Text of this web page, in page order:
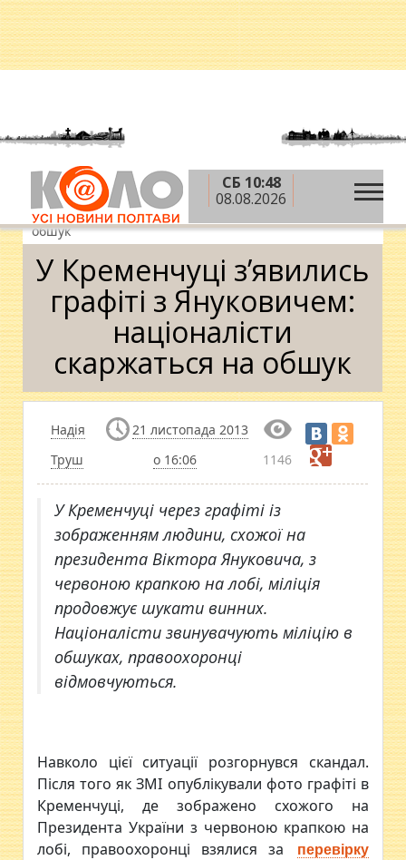
СБ 10:48
08.08.2026
Головна » Новини »
У Кременчуці з’явились
графіті з Януковичем: націоналісти скаржаться на
обшук
У Кременчуці з’явились
графіті з Януковичем:
націоналісти
скаржаться на обшук
Надія
Труш
21 листопада 2013
о 16:06
1146
У Кременчуці через графіті із
зображенням людини, схожої на
президента Віктора Януковича, з
червоною крапкою на лобі, міліція
продовжує шукати винних.
Націоналісти звинувачують міліцію в
обшуках, правоохоронці
відмовчуються.
Навколо цієї ситуації розгорнувся скандал.
Після того як ЗМІ опублікували фото графіті в
Кременчуці, де зображено схожого на
Президента України з червоною крапкою на
лобі, правоохоронці взялися за
перевірку